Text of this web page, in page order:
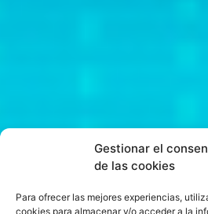
Gestionar el
de las cookies
Para ofrecer las mejores experiencias,
cookies para almacenar y/o acceder a la